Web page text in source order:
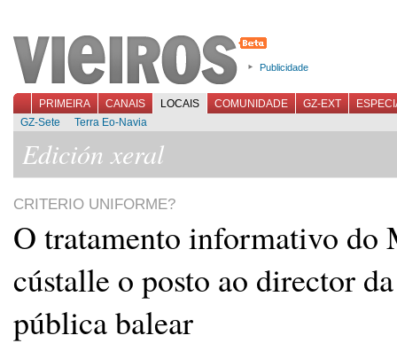
Publicidade
PRIMEIRA CANAIS LOCAIS COMUNIDADE GZ-EXT
GZ-Sete
Terra Eo-Navia
Edición xeral
CRITERIO UNIFORME?
O tratamento informativo do
cústalle o posto ao director
pública balear